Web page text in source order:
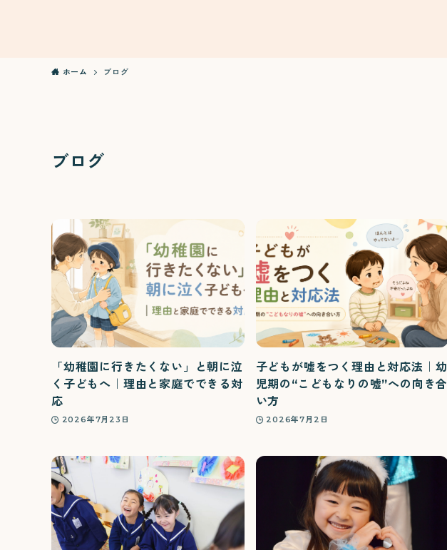
ホーム ブログ
ブログ
「幼稚園に行きたくない」と朝に泣
く子どもへ｜理由と家庭でできる対
応
2026年7月23日
子どもが嘘をつく理由と対応法｜幼
児期の“こどもなりの嘘”への向き合
い方
2026年7月2日